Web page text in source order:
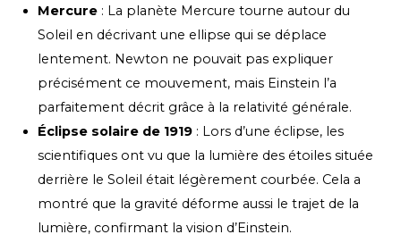
Mercure : La planète Mercure tourne autour du
Soleil en décrivant une ellipse qui se déplace
lentement. Newton ne pouvait pas expliquer
précisément ce mouvement, mais Einstein l’a
parfaitement décrit grâce à la relativité générale.
Éclipse solaire de 1919 : Lors d’une éclipse, les
scientifiques ont vu que la lumière des étoiles située
derrière le Soleil était légèrement courbée. Cela a
montré que la gravité déforme aussi le trajet de la
lumière, confirmant la vision d’Einstein.